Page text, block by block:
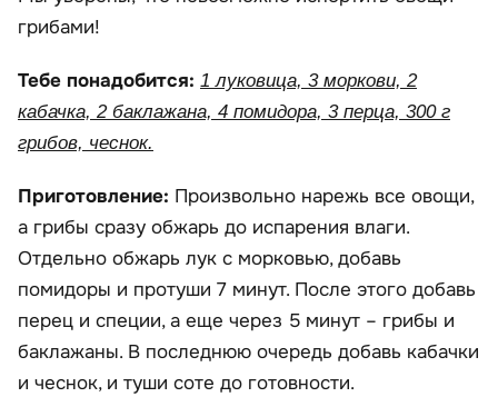
грибами!
Тебе понадобится: 1 луковица, 3 моркови, 2
кабачка, 2 баклажана, 4 помидора, 3 перца, 300 г
грибов, чеснок.
Приготовление: Произвольно нарежь все овощи,
а грибы сразу обжарь до испарения влаги.
Отдельно обжарь лук с морковью, добавь
помидоры и протуши 7 минут. После этого добавь
перец и специи, а еще через 5 минут – грибы и
баклажаны. В последнюю очередь добавь кабачки
и чеснок, и туши соте до готовности.